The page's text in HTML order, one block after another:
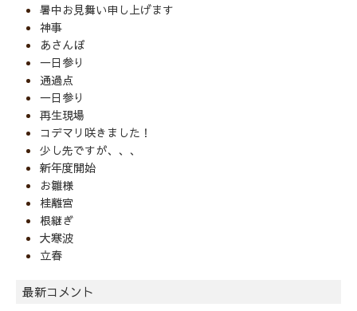
暑中お見舞い申し上げます
神事
あさんぽ
一日参り
通過点
一日参り
再生現場
コデマリ咲きました！
少し先ですが、、、
新年度開始
お雛様
桂離宮
根継ぎ
大寒波
立春
最新コメント